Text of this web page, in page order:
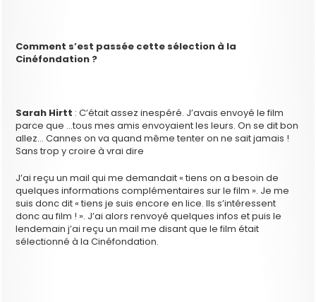
Comment s’est passée cette sélection à la
Cinéfondation ?
Sarah Hirtt : C’était assez inespéré. J’avais envoyé le film
parce que …tous mes amis envoyaient les leurs. On se dit bon
allez… Cannes on va quand même tenter on ne sait jamais !
Sans trop y croire à vrai dire
J’ai reçu un mail qui me demandait « tiens on a besoin de
quelques informations complémentaires sur le film ». Je me
suis donc dit « tiens je suis encore en lice. Ils s’intéressent
donc au film ! ». J’ai alors renvoyé quelques infos et puis le
lendemain j’ai reçu un mail me disant que le film était
sélectionné à la Cinéfondation.